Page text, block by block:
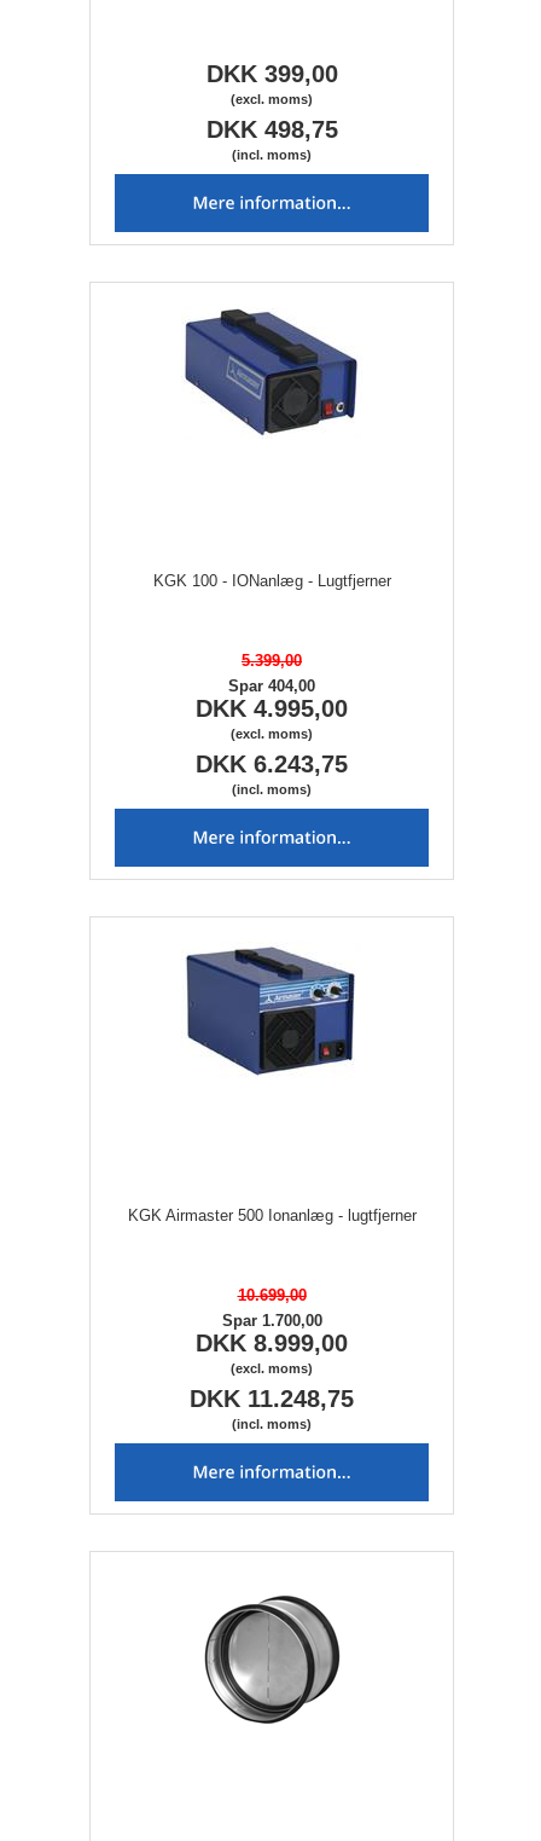
DKK 399,00
(excl. moms)
DKK 498,75
(incl. moms)
KGK 100 - IONanlæg - Lugtfjerner
5.399,00
Spar 404,00
DKK 4.995,00
(excl. moms)
DKK 6.243,75
(incl. moms)
KGK Airmaster 500 Ionanlæg - lugtfjerner
10.699,00
Spar 1.700,00
DKK 8.999,00
(excl. moms)
DKK 11.248,75
(incl. moms)